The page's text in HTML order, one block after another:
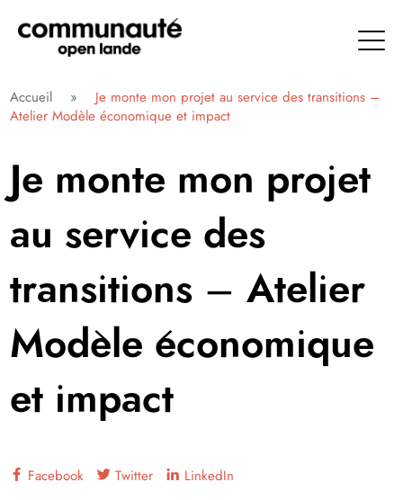
directement
contenu
Communauté Open Lande
Accueil »
Je monte mon projet au service des transitions –
Atelier Modèle économique et impact
Je monte mon projet
au service des
transitions – Atelier
Modèle économique
et impact
Facebook Twitter LinkedIn